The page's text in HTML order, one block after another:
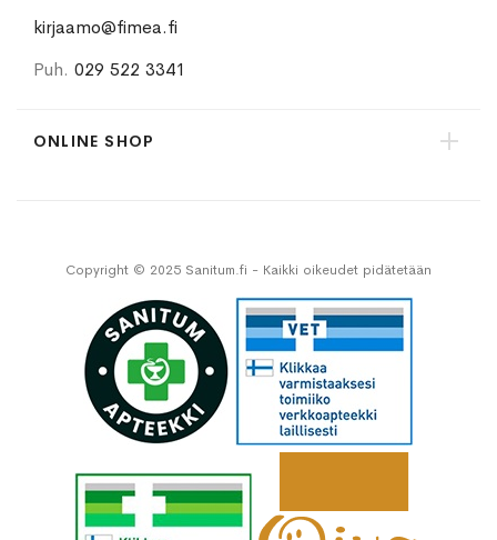
kirjaamo@fimea.fi
Puh. 029 522 3341
ONLINE SHOP
Copyright © 2025 Sanitum.fi - Kaikki oikeudet pidätetään